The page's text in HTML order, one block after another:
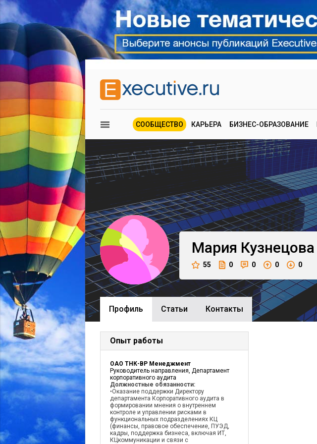
СООБЩЕСТВО КАРЬЕРА БИЗНЕС-ОБРАЗОВАНИЕ
Мария Кузнецова
55 0 0 0 0
Профиль Cтатьи Контакты
Опыт работы
ОАО ТНК-BP Менеджмент
Руководитель направления, Департамент
корпоративного аудита
Должностные обязанности:
•Оказание поддержки Директору
департамента Корпоративного аудита в
формировании мнения о внутреннем
контроле и управлении рисками в
функциональных подразделениях КЦ
(финансы, правовое обеспечение, ПУЭД,
кадры, поддержка бизнеса, включая ИТ,
КЦкоммуникации и связи с